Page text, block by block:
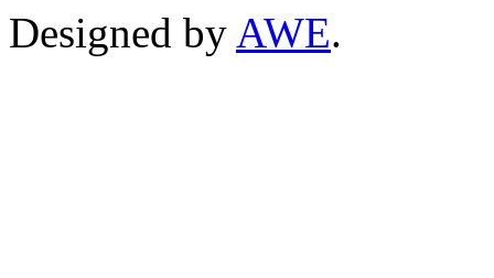
Designed by AWE.